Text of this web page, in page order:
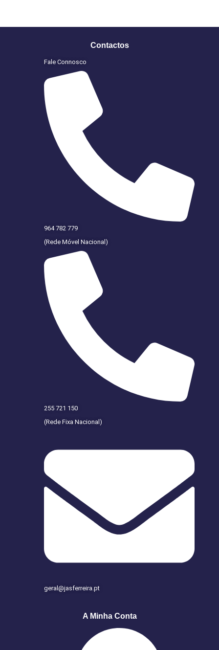
Contactos
Fale Connosco
964 782 779
(Rede Móvel Nacional)
255 721 150
(Rede Fixa Nacional)
geral@jasferreira.pt
A Minha Conta